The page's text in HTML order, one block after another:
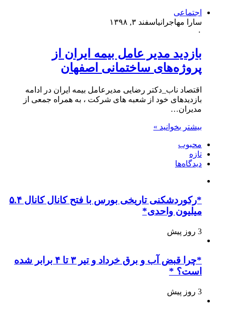
اجتماعی
سارا مهاجرانیاسفند ۳, ۱۳۹۸
۰
بازدید مدیر عامل بیمه ایران از
پروژه‌های ساختمانی اصفهان
اقتصاد ناب_دکتر رضایی مدیرعامل بیمه ایران در ادامه
بازدید‌های خود از شعبه های شرکت ، به همراه جمعی از
مدیران…
بیشتر بخوانید »
محبوب
تازه
دیدگاه‌ها
*رکوردشکنی تاریخی بورس با فتح کانال کانال ۵.۴
میلیون واحدی*
3 روز پیش
*چرا قبض آب و برق خرداد و تیر ۳ تا ۴ برابر شده
است؟ *
3 روز پیش